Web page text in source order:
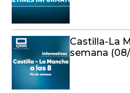
Castilla-La
semana